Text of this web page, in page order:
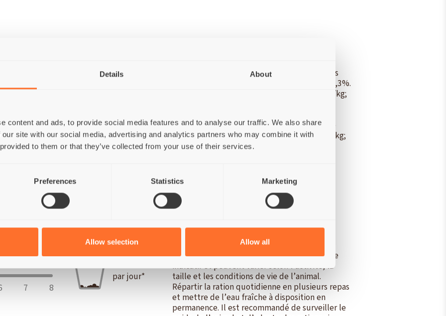
Details About
content and ads, to provide social media features and to analyse our traffic. We also share
site with our social media, advertising and analytics partners who may combine it with
to them or that they’ve collected from your use of their services.
Preferences Statistics Marketing
Allow selection Allow all
brute 37%; Matières grasses brutes 11%; Fibres alimentaires brute 3,5%; Cendres brutes
(P) 0,8%; Magnésium (Mg) 0,09%; Acides gras oméga-3 0,8%; Acides gras oméga-6 2,3%.
kg.Additifs nutritionnels:
Vitamine A (3a672a) 20000 IU/kg; Vitamine D3 (3a671) 1750 IU/kg;
K3 (3a711) 4 mg/kg; Vitamine B1 (3a821) 10 mg/kg; Vitamine B2 (3a825i) 8 mg/kg; D-
kg; Vitamine B6 (3a831) 8 mg/kg; Vitamine B12 (cyanocobalamine) 50 mcg/kg; Niacine
5 mg/kg; Biotine (3a880) 200 mcg/kg; Chlorure de choline (3a890) 2000 mg/kg; Taurine
100 mg/kg; DL-méthionine (3c301) 5000 mg/kg. Oligoéléments:Cuivre (3b405) 5 mg/kg;
15 mg/kg; Iode (3b202) 1,5 mg/kg; Sélénium (3b801) 0,2 mg/kg.
1000 mg/kg.
NCIMB 10415 10
7 8
par jour*
*Les quantités indiquées sont données à titre
indicatif et peuvent varier selon l’activité, la
taille et les conditions de vie de l’animal.
Répartir la ration quotidienne en plusieurs repas
et mettre de l’eau fraîche à disposition en
permanence. Il est recommandé de surveiller le